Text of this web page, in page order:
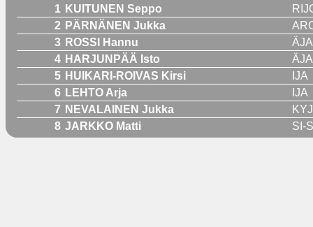
1 KUITUNEN Seppo
2 PÄRNÄNEN Jukka
3 ROSSI Hannu
ÄJA
4 HARJUNPÄÄ Isto
ÄJA
5 HUIKARI-ROIVAS Kirsi
IJA
6 LEHTO Arja
IJA
7 NEVALAINEN Jukka
8 JARKKO Matti SI-